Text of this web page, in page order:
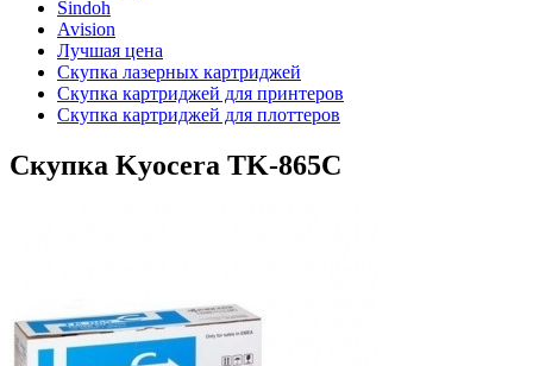
Sindoh
Avision
Лучшая цена
Скупка лазерных картриджей
Скупка картриджей для принтеров
Скупка картриджей для плоттеров
Скупка Kyocera TK-865C